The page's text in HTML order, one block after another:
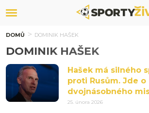
DOMŮ DOMINIK HAŠEK
DOMINIK HAŠEK
Hašek má silného
proti Rusům. Jde o
dvojnásobného
25. února 2026